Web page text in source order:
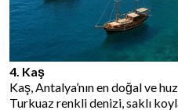
4. Kaş
Kaş, Antalya’nın en doğal ve
Turkuaz renkli denizi, saklı